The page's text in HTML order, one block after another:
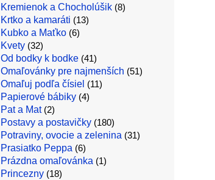
Kremienok a Chocholúšik(8)
Krtko a kamaráti (13)
Kubko a Maťko(6)
Kvety(32)
Od bodky k bodke(41)
Omaľovánky pre najmenších (51)
Omaľuj podľa čísiel (11)
Papierové bábiky(4)
Pat a Mat(2)
Postavy a postavičky(180)
Potraviny, ovocie a zelenina (31)
Prasiatko Peppa (6)
Prázdna omaľovánka (1)
Princezny(18)